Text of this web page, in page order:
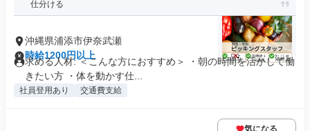
仕分ける
沖縄県浦添市伊奈武瀬
時給1200円以上
求める人材: ＜こんな方におすすめ＞ ・朝の時間を活かして働
きたい方 ・体を動かす仕...
社員登用あり 交通費支給
気になる